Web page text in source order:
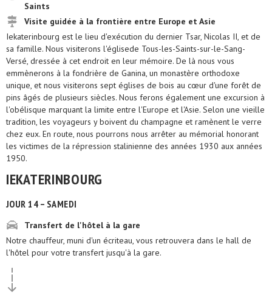
Saints
Visite guidée à la frontière entre Europe et Asie
Iekaterinbourg est le lieu d'exécution du dernier Tsar, Nicolas II, et de
sa famille. Nous visiterons l'églisede Tous-les-Saints-sur-le-Sang-
Versé, dressée à cet endroit en leur mémoire. De là nous vous
emmènerons à la fondrière de Ganina, un monastère orthodoxe
unique, et nous visiterons sept églises de bois au cœur d'une forêt de
pins âgés de plusieurs siècles. Nous ferons également une excursion à
l'obélisque marquant la limite entre l'Europe et l'Asie. Selon une vieille
tradition, les voyageurs y boivent du champagne et ramènent le verre
chez eux. En route, nous pourrons nous arrêter au mémorial honorant
les victimes de la répression stalinienne des années 1930 aux années
1950.
IEKATERINBOURG
JOUR 14 – SAMEDI
Transfert de l'hôtel à la gare
Notre chauffeur, muni d'un écriteau, vous retrouvera dans le hall de
l'hôtel pour votre transfert jusqu'à la gare.